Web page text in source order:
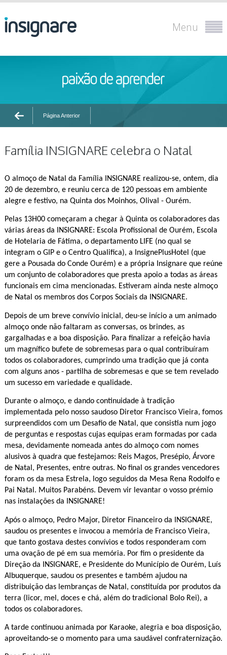
Menu
Página Anterior
Família INSIGNARE celebra o Natal
O almoço de Natal da Família INSIGNARE realizou-se, ontem, dia
20 de dezembro, e reuniu cerca de 120 pessoas em ambiente
alegre e festivo, na Quinta dos Moinhos, Olival - Ourém.
Pelas 13H00 começaram a chegar à Quinta os colaboradores das
várias áreas da INSIGNARE: Escola Profissional de Ourém, Escola
de Hotelaria de Fátima, o departamento LIFE (no qual se
integram o GIP e o Centro Qualifica), a InsignePlusHotel (que
gere a Pousada do Conde Ourém) e a própria Insignare que reúne
um conjunto de colaboradores que presta apoio a todas as áreas
funcionais em cima mencionadas. Estiveram ainda neste almoço
de Natal os membros dos Corpos Sociais da INSIGNARE.
Depois de um breve convívio inicial, deu-se início a um animado
almoço onde não faltaram as conversas, os brindes, as
gargalhadas e a boa disposição. Para finalizar a refeição havia
um magnífico bufete de sobremesas para o qual contribuíram
todos os colaboradores, cumprindo uma tradição que já conta
com alguns anos - partilha de sobremesas e que se tem revelado
um sucesso em variedade e qualidade.
Durante o almoço, e dando continuidade à tradição
implementada pelo nosso saudoso Diretor Francisco Vieira, fomos
surpreendidos com um Desafio de Natal, que consistia num jogo
de perguntas e respostas cujas equipas eram formadas por cada
mesa, devidamente nomeada antes do almoço com nomes
alusivos à quadra que festejamos: Reis Magos, Presépio, Árvore
de Natal, Presentes, entre outras. No final os grandes vencedores
foram os da mesa Estrela, logo seguidos da Mesa Rena Rodolfo e
Pai Natal. Muitos Parabéns. Devem vir levantar o vosso prémio
nas instalações da INSIGNARE!
Após o almoço, Pedro Major, Diretor Financeiro da INSIGNARE,
saudou os presentes e invocou a memória de Francisco Vieira,
que tanto gostava destes convívios e todos responderam com
uma ovação de pé em sua memória. Por fim o presidente da
Direção da INSIGNARE, e Presidente do Município de Ourém, Luís
Albuquerque, saudou os presentes e também ajudou na
distribuição das lembranças de Natal, constituída por produtos da
terra (licor, mel, doces e chá, além do tradicional Bolo Rei), a
todos os colaboradores.
A tarde continuou animada por Karaoke, alegria e boa disposição,
aproveitando-se o momento para uma saudável confraternização.